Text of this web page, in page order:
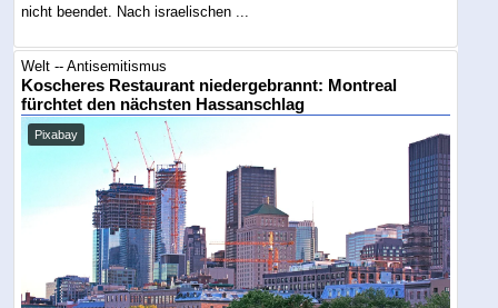
nicht beendet. Nach israelischen ...
Welt -- Antisemitismus
Koscheres Restaurant niedergebrannt: Montreal
fürchtet den nächsten Hassanschlag
Pixabay